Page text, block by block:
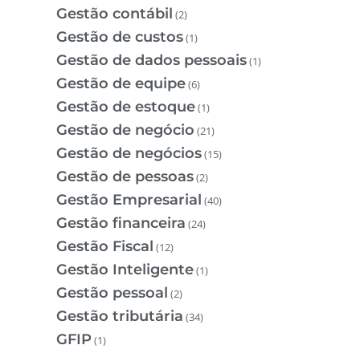
Gestão contábil (2)
Gestão de custos(1)
Gestão de dados pessoais(1)
Gestão de equipe(6)
Gestão de estoque(1)
Gestão de negócio (21)
Gestão de negócios(15)
Gestão de pessoas(2)
Gestão Empresarial (40)
Gestão financeira (24)
Gestão Fiscal (12)
Gestão Inteligente(1)
Gestão pessoal (2)
Gestão tributária (34)
GFIP(1)